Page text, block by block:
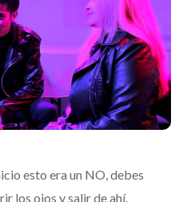
esto era un NO, debes
los ojos y salir de ahí.